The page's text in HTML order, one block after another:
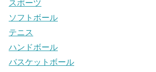
スポーツ
ソフトボール
テニス
ハンドボール
バスケットボール